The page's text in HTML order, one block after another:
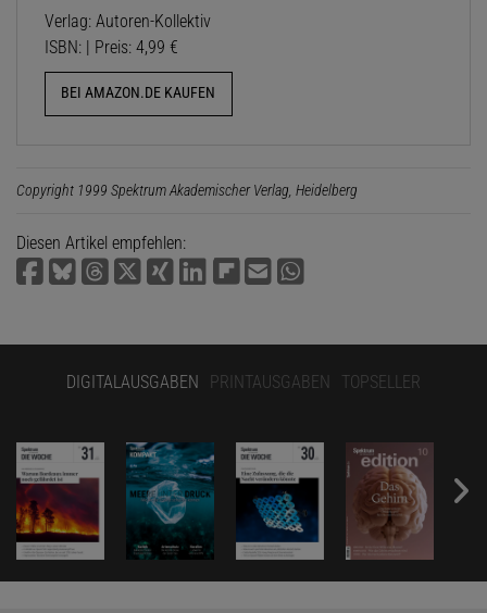
Verlag: Autoren-Kollektiv
ISBN: | Preis: 4,99 €
BEI AMAZON.DE KAUFEN
Copyright 1999 Spektrum Akademischer Verlag, Heidelberg
Diesen Artikel empfehlen:
DIGITALAUSGABEN PRINTAUSGABEN TOPSELLER